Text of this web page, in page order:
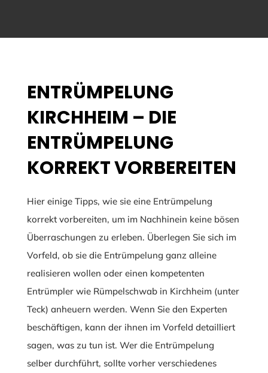
ENTRÜMPELUNG
KIRCHHEIM – DIE
ENTRÜMPELUNG
KORREKT VORBEREITEN
Hier einige Tipps, wie sie eine Entrümpelung
korrekt vorbereiten, um im Nachhinein keine bösen
Überraschungen zu erleben. Überlegen Sie sich im
Vorfeld, ob sie die Entrümpelung ganz alleine
realisieren wollen oder einen kompetenten
Entrümpler wie Rümpelschwab in Kirchheim (unter
Teck) anheuern werden. Wenn Sie den Experten
beschäftigen, kann der ihnen im Vorfeld detailliert
sagen, was zu tun ist. Wer die Entrümpelung
selber durchführt, sollte vorher verschiedenes